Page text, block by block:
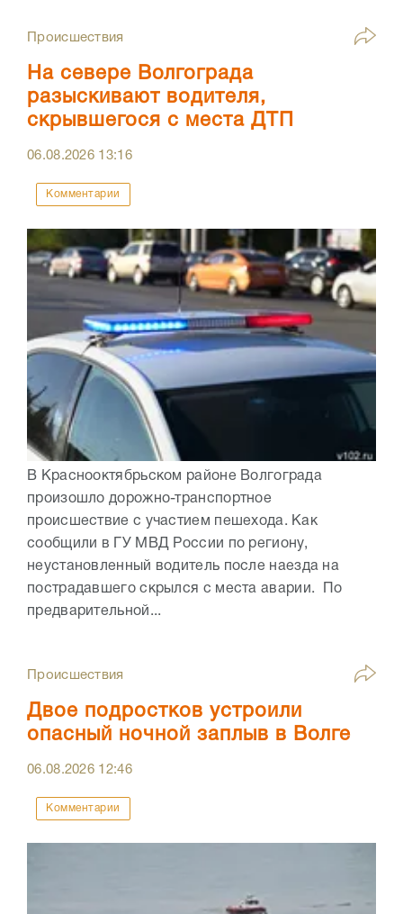
Происшествия
На севере Волгограда
разыскивают водителя,
скрывшегося с места ДТП
06.08.2026 13:16
Комментарии
В Краснооктябрьском районе Волгограда
произошло дорожно-транспортное
происшествие с участием пешехода. Как
сообщили в ГУ МВД России по региону,
неустановленный водитель после наезда на
пострадавшего скрылся с места аварии. По
предварительной...
Происшествия
Двое подростков устроили
опасный ночной заплыв в Волге
06.08.2026 12:46
Комментарии